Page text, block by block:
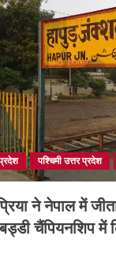
पश्चिमी उत्तर प्रदेश
ने नेपाल में
चैंपियनशिप में